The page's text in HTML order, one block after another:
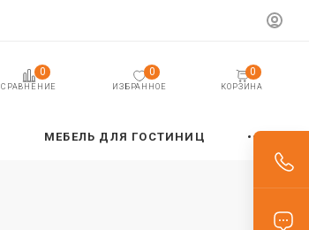
СРАВНЕНИЕ
0
ИЗБРАННОЕ
0
КОРЗИНА
0
МЕБЕЛЬ ДЛЯ ГОСТИНИЦ